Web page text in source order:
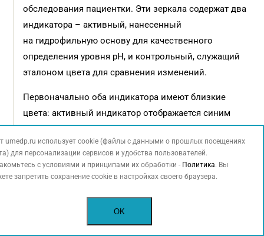
обследования пациентки. Эти зеркала содержат два
индикатора – активный, нанесенный
на гидрофильную основу для качественного
определения уровня рН, и контрольный, служащий
эталоном цвета для сравнения изменений.
Первоначально оба индикатора имеют близкие
цвета: активный индикатор отображается синим
цветом, контрольный – сине-зеленым. При значении
рН ≤ 4,5 активный индикатор меняет цвет с синего
на желтый или желто-зеленый. Если после осмотра
оба индикатора остаются близкими по цвету (синий
влагалищной среды выше 4,5 и наличие
воспалительных процессов. В таких случаях
umedp.ru использует cookie (файлы с данными о прошлых посещениях
для персонализации сервисов и удобства пользователей.
с условиями и принципами их обработки - Политика. Вы
запретить сохранение cookie в настройках своего браузера.
OK